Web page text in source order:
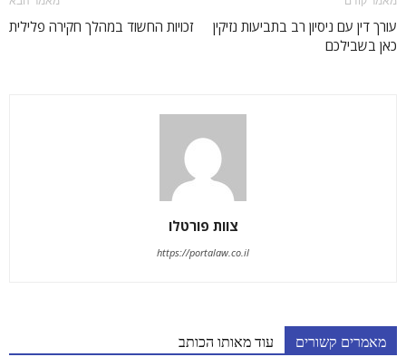
עורך דין עם ניסיון רב בתביעות נזיקין
כאן בשבילכם
זכויות החשוד במהלך חקירה פלילית
צוות פורטלו
https://portalaw.co.il
מאמרים קשורים עוד מאותו הכותב